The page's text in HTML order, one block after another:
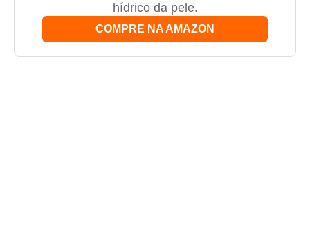
hídrico da pele.
COMPRE NA AMAZON